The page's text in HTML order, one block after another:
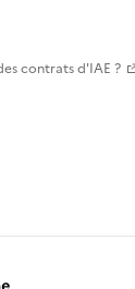
contrats d'IAE ?